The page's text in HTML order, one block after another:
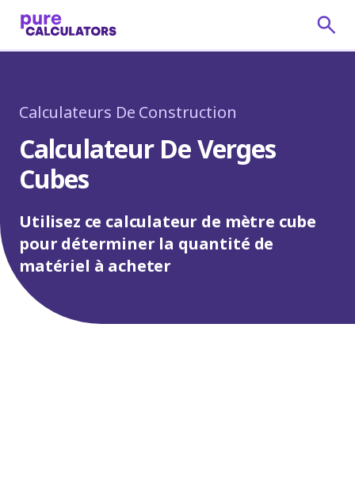
Calculateurs De Construction
Calculateur De Verges
Cubes
Utilisez ce calculateur de mètre cube
pour déterminer la quantité de
matériel à acheter